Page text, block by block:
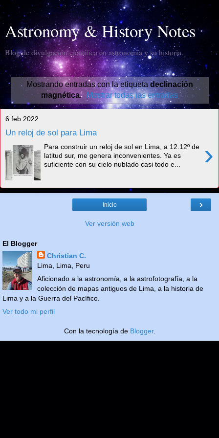
Astronomy & History Notes
Blog de divulgación científica en astronomía y su historia.
Mostrando entradas con la etiquetadeclinación
magnética. Mostrar todas las entradas
6 feb 2022
Un reloj de sol para Lima
›
Para construir un reloj de sol en Lima, a 12.12º de
latitud sur, me genera inconvenientes. Ya es
suficiente con su cielo nublado casi todo e...
›
Inicio
Ver versión web
El Blogger
Christian C.
Lima, Lima, Peru
Aficionado a la astronomía, a la astrofotografía, a la
colección de mapas antiguos de Lima, a la historia de
Lima y a la Guerra del Pacífico.
Ver todo mi perfil
Con la tecnología de Blogger.